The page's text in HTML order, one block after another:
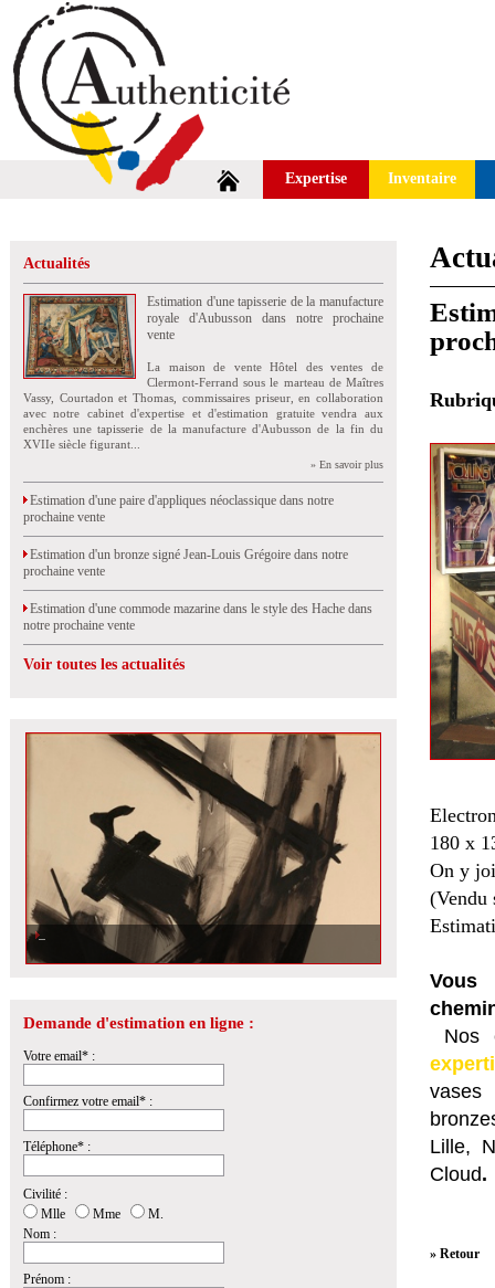
Expertise Inventaire
Actualités
Estimation d'une tapisserie de la manufacture
royale d'Aubusson dans notre prochaine
vente
La maison de vente Hôtel des ventes de
Clermont-Ferrand sous le marteau de Maîtres
Vassy, Courtadon et Thomas, commissaires priseur, en collaboration
avec notre cabinet d'expertise et d'estimation gratuite vendra aux
enchères une tapisserie de la manufacture d'Aubusson de la fin du
XVIIe siècle figurant...
» En savoir plus
Estimation d'une paire d'appliques néoclassique dans notre
prochaine vente
Estimation d'un bronze signé Jean-Louis Grégoire dans notre
prochaine vente
Estimation d'une commode mazarine dans le style des Hache dans
notre prochaine vente
Voir toutes les actualités
Demande d'estimation en ligne :
Votre email* :
Confirmez votre email* :
Téléphone* :
Civilité :
Mlle
Mme
M.
Nom :
Prénom :
180 x
On y
(Vendu
Vous
Nos
vases
Lille,
Cloud.
» Retour